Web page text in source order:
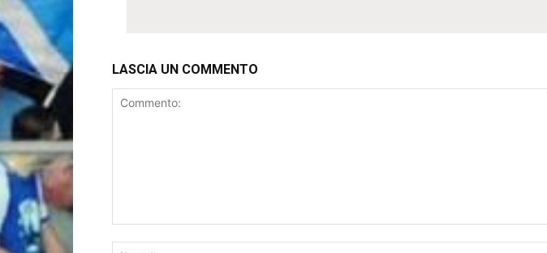
LASCIA UN COMMENTO